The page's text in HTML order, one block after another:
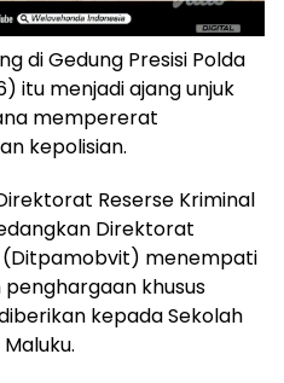
di Gedung Presisi Polda
itu menjadi ajang unjuk
mempererat
kepolisian.
Reserse Kriminal
Direktorat
(Ditpamobvit) menempati
khusus
kepada Sekolah